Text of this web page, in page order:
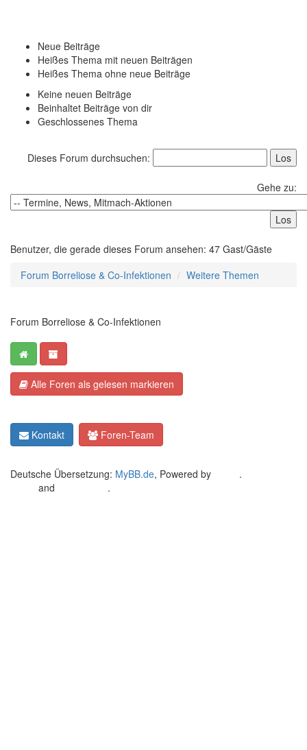
Neue Beiträge
Heißes Thema mit neuen Beiträgen
Heißes Thema ohne neue Beiträge
Keine neuen Beiträge
Beinhaltet Beiträge von dir
Geschlossenes Thema
Dieses Forum durchsuchen:
Gehe zu:
Benutzer, die gerade dieses Forum ansehen: 47 Gast/Gäste
Forum Borreliose & Co-Infektionen
Weitere Themen
Forum Borreliose & Co-Infektionen
Alle Foren als gelesen markieren
Kontakt Foren-Team
Deutsche Übersetzung: MyBB.de, Powered by .
and .